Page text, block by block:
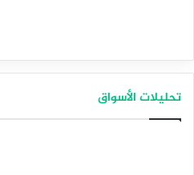
تحليلات الأسواق